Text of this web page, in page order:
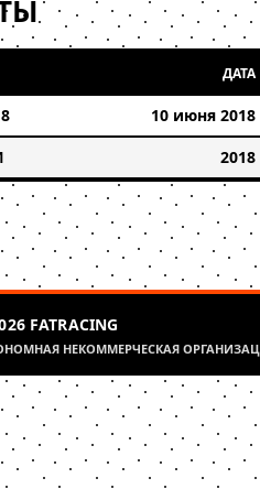
ДАТА
10 июня 2018
2018
FATRACING
НЕКОММЕРЧЕСКАЯ